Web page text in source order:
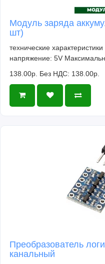
Модуль заряда
шт)
технические
напряжение: 5V
138.00р. Без НДС: 138.00р.
Преобразователь
канальный